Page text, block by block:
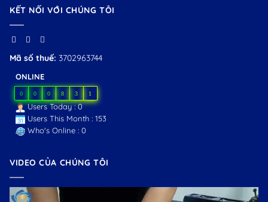
KẾT NỐI VỚI CHÚNG TÔI
Mã số thuế: 3702963744
ONLINE
0 0 0 8 3 1
Users Today : 0
Users This Month : 153
Who's Online : 0
VIDEO CỦA CHÚNG TÔI